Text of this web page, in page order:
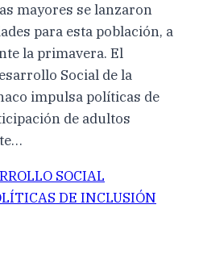
mayores se lanzaron
para esta población, a
la primavera. El
Social de la
impulsa políticas de
de adultos
SOCIAL
DE INCLUSIÓN